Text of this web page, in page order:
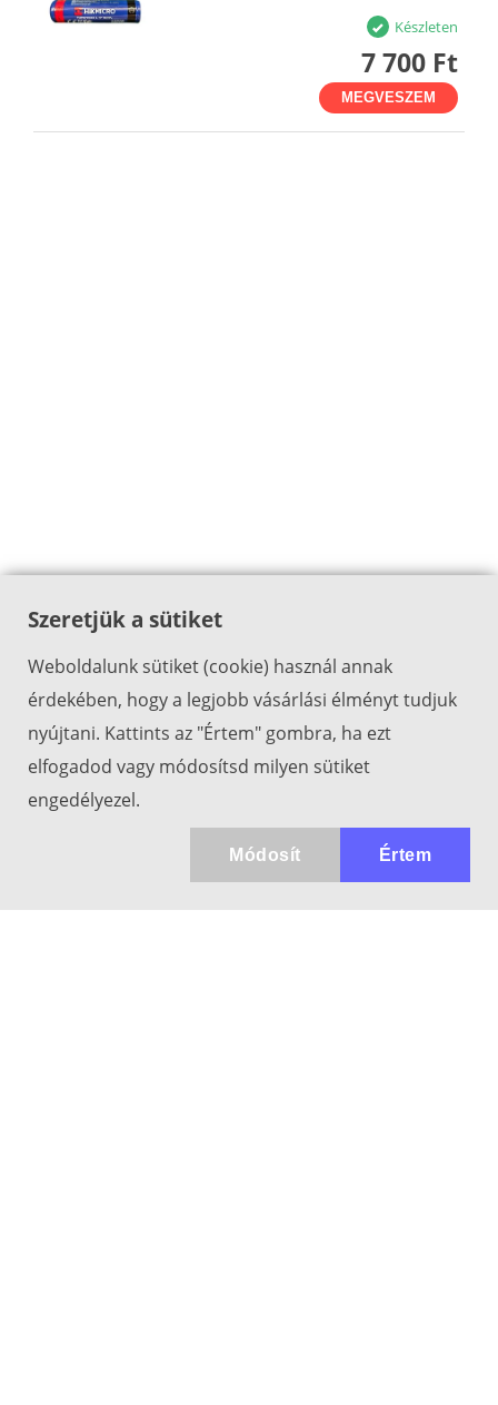
Készleten
7 700 Ft
MEGVESZEM
Szeretjük a sütiket
Weboldalunk sütiket (cookie) használ annak
érdekében, hogy a legjobb vásárlási élményt tudjuk
nyújtani. Kattints az "Értem" gombra, ha ezt
elfogadod vagy módosítsd milyen sütiket
engedélyezel.
Értem
Módosít